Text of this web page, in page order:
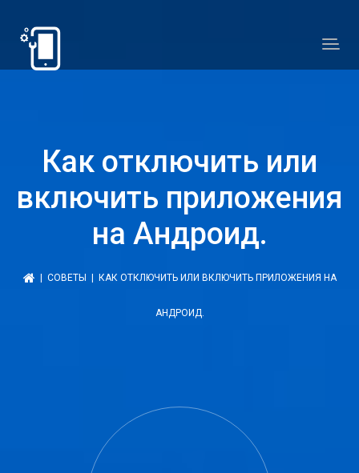
Как отключить или
включить приложения
на Андроид.
СОВЕТЫ | КАК ОТКЛЮЧИТЬ ИЛИ ВКЛЮЧИТЬ ПРИЛОЖЕНИЯ НА
АНДРОИД.